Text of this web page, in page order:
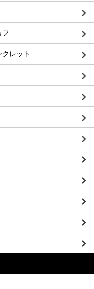
フ
レット